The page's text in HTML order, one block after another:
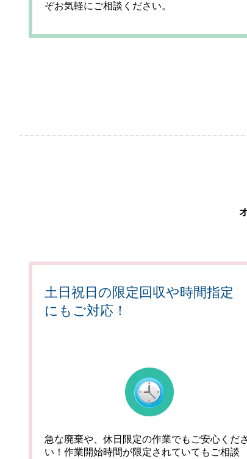
ぞお気軽にご相談ください。
土日祝日の限定回収や時間指定
にもご対応！
急な廃棄や、休日限定の作業でもご安心くださ
い！作業開始時間が限定されていてもご相談